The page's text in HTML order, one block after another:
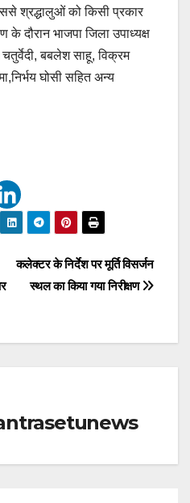
श्रद्धालुओं को किसी प्रकार
के दौरान भाजपा जिला उपाध्यक्ष
बबलेश साहू, विक्रम
घोसी सहित अन्य
कलेक्टर के निर्देश पर मूर्ति विसर्जन
स्थल का किया गया निरीक्षण